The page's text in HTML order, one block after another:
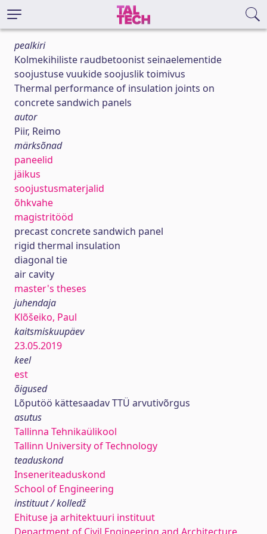
pealkiri
Kolmekihiliste raudbetoonist seinaelementide
soojustuse vuukide soojuslik toimivus
Thermal performance of insulation joints on
concrete sandwich panels
autor
Piir, Reimo
märksõnad
paneelid
jäikus
soojustusmaterjalid
õhkvahe
magistritööd
precast concrete sandwich panel
rigid thermal insulation
diagonal tie
air cavity
master's theses
juhendaja
Klõšeiko, Paul
kaitsmiskuupäev
23.05.2019
keel
est
õigused
Lõputöö kättesaadav TTÜ arvutivõrgus
asutus
Tallinna Tehnikaülikool
Tallinn University of Technology
teaduskond
Inseneriteaduskond
School of Engineering
instituut / kolledž
Ehituse ja arhitektuuri instituut